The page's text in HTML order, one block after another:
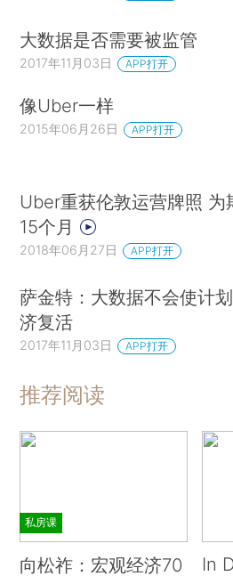
大数据是否需要被监管
2017年11月03日 APP打开
像Uber一样
2015年06月26日 APP打开
Uber重获伦敦运营牌照 为
15个月
2018年06月27日 APP打开
萨金特：大数据不会使计
济复活
2017年11月03日 APP打开
推荐阅读
私房课
向松祚：宏观经济70
In